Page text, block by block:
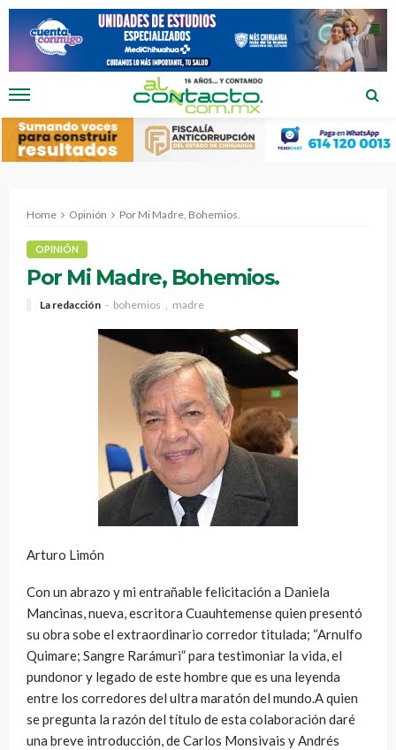
Home Opinión Por Mi Madre, Bohemios.
OPINIÓN
Por Mi Madre, Bohemios.
La redacción bohemios madre
Arturo Limón
Con un abrazo y mi entrañable felicitación a Daniela
Mancinas, nueva, escritora Cuauhtemense quien presentó
su obra sobe el extraordinario corredor titulada; “Arnulfo
Quimare; Sangre Rarámuri” para testimoniar la vida, el
pundonor y legado de este hombre que es una leyenda
entre los corredores del ultra maratón del mundo.A quien
se pregunta la razón del título de esta colaboración daré
una breve introducción, de Carlos Monsivais y Andrés